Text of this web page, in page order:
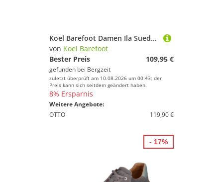
Koel Barefoot Damen Ila Suede Schuhe
von Koel Barefoot
Bester Preis
109,95 €
gefunden bei Bergzeit
zuletzt überprüft am 10.08.2026 um 00:43; der
Preis kann sich seitdem geändert haben.
8% Ersparnis
Weitere Angebote:
OTTO
119,90 €
- 17%